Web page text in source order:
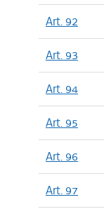
Art. 92
Art. 93
Art. 94
Art. 95
Art. 96
Art. 97